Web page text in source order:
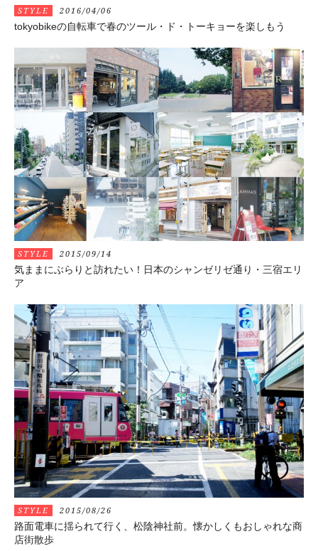
STYLE 2016/04/06
tokyobikeの自転車で春のツール・ド・トーキョーを楽しもう
STYLE 2015/09/14
気ままにぶらりと訪れたい！日本のシャンゼリゼ通り・三宿エリ
ア
STYLE 2015/08/26
路面電車に揺られて行く、松陰神社前。懐かしくもおしゃれな商
店街散歩